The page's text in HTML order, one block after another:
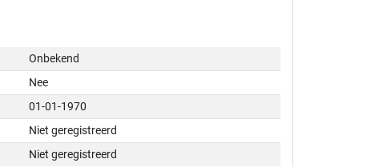
Onbekend
Nee
01-01-1970
Niet geregistreerd
Niet geregistreerd